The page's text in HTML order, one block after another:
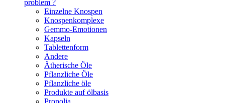
problem ?
Einzelne Knospen
Knospenkomplexe
Gemmo-Emotionen
Kapseln
Tablettenform
Andere
Ätherische Öle
Pflanzliche Öle
Pflanzliche öle
Produkte auf ölbasis
Propolia